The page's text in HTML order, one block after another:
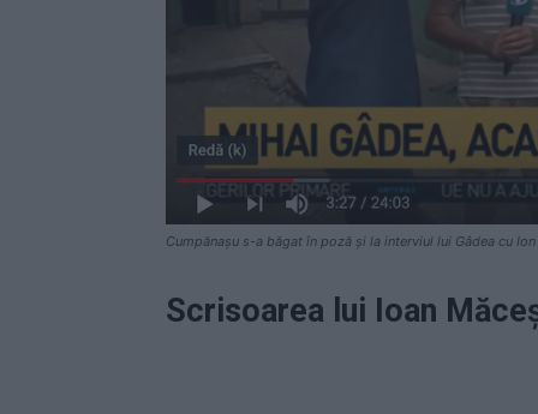
Cumpănașu s-a băgat în poză și la interviul lui Gâdea cu
Scrisoarea lui Ioan